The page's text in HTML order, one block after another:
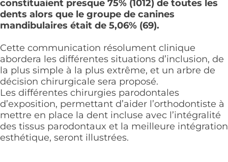
constituaient presque 75% (1012) de toutes les
dents alors que le groupe de canines
mandibulaires était de 5,06% (69).
Cette communication résolument clinique
abordera les différentes situations d’inclusion, de
la plus simple à la plus extrême, et un arbre de
décision chirurgicale sera proposé.
Les différentes chirurgies parodontales
d’exposition, permettant d’aider l’orthodontiste à
mettre en place la dent incluse avec l’intégralité
des tissus parodontaux et la meilleure intégration
esthétique, seront illustrées.